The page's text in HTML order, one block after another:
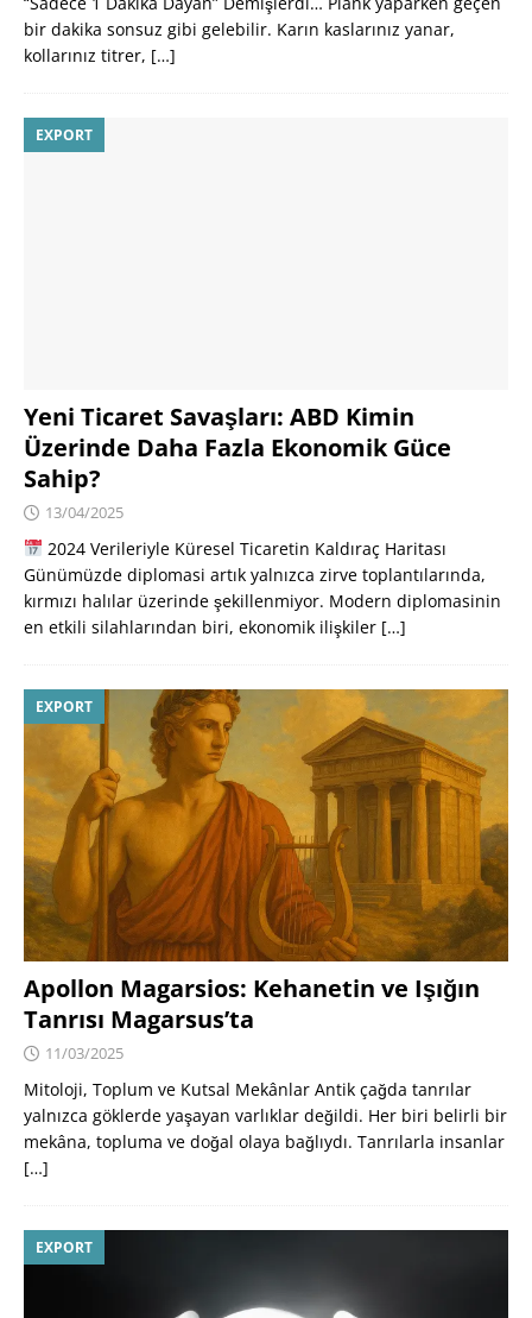
bir dakika sonsuz gibi gelebilir. Karın kaslarınız yanar,
kollarınız titrer, […]
EXPORT
Yeni Ticaret Savaşları: ABD Kimin
Üzerinde Daha Fazla Ekonomik Güce
Sahip?
13/04/2025
2024 Verileriyle Küresel Ticaretin Kaldıraç Haritası
Günümüzde diplomasi artık yalnızca zirve toplantılarında,
kırmızı halılar üzerinde şekillenmiyor. Modern diplomasinin
en etkili silahlarından biri, ekonomik ilişkiler […]
EXPORT
Apollon Magarsios: Kehanetin ve Işığın
Tanrısı Magarsus’ta
11/03/2025
Mitoloji, Toplum ve Kutsal Mekânlar Antik çağda tanrılar
yalnızca göklerde yaşayan varlıklar değildi. Her biri belirli bir
mekâna, topluma ve doğal olaya bağlıydı. Tanrılarla insanlar
[…]
EXPORT